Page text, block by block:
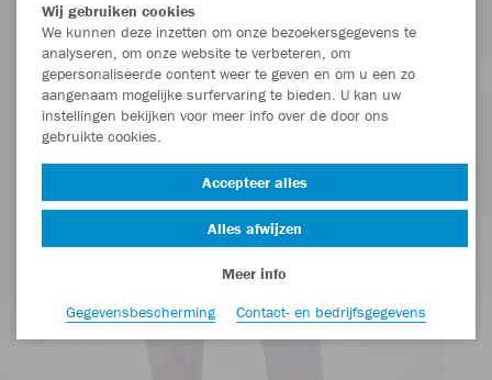
Wij gebruiken cookies
We kunnen deze inzetten om onze bezoekersgegevens te
analyseren, om onze website te verbeteren, om
gepersonaliseerde content weer te geven en om u een zo
aangenaam mogelijke surfervaring te bieden. U kan uw
instellingen bekijken voor meer info over de door ons
gebruikte cookies.
Accepteer alles
Alles afwijzen
Meer info
Gegevensbescherming
Contact- en bedrijfsgegevens